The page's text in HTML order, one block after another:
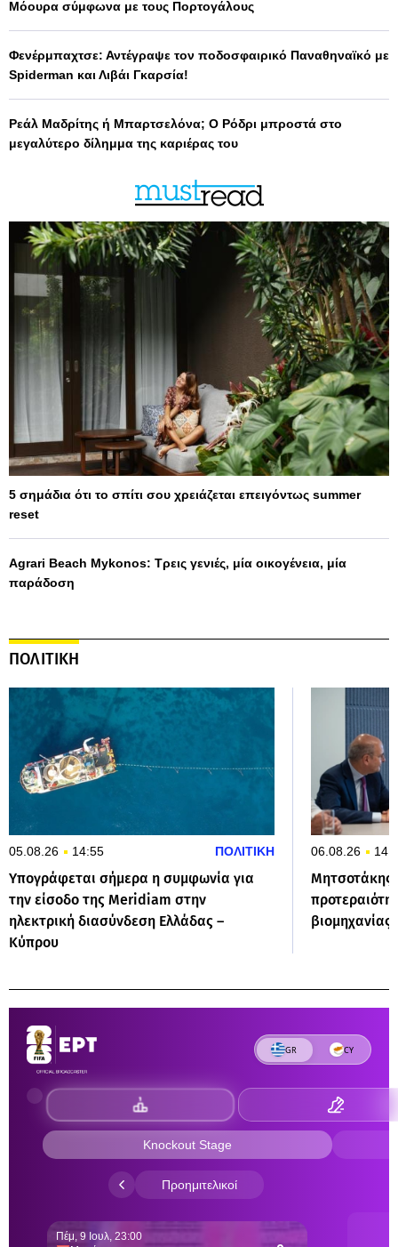
Μόουρα σύμφωνα με τους Πορτογάλους
Φενέρμπαχτσε: Αντέγραψε τον ποδοσφαιρικό Παναθηναϊκό με
Spiderman και Λιβάι Γκαρσία!
Ρεάλ Μαδρίτης ή Μπαρτσελόνα; Ο Ρόδρι μπροστά στο
μεγαλύτερο δίλημμα της καριέρας του
5 σημάδια ότι το σπίτι σου χρειάζεται επειγόντως summer
reset
Agrari Beach Mykonos: Τρεις γενιές, μία οικογένεια, μία
παράδοση
ΠΟΛΙΤΙΚΗ
05.08.26 14:55 ΠΟΛΙΤΙΚΗ
Υπογράφεται σήμερα η συμφωνία για
την είσοδο της Meridiam στην
ηλεκτρική διασύνδεση Ελλάδας –
Κύπρου
06.08.26
Μητσοτάκης: